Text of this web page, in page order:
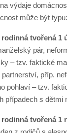
výdaje
může být typu:
rodinná tvořená 1
pár,
– tzv. faktické
partnerství, příp.
pohlaví – tzv.
případech s dětmi
tvořená 1